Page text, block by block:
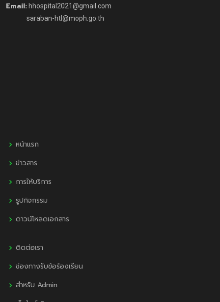
Email:hhospital2021@gmail.com
saraban-htl@moph.go.th
หน้าแรก
ข่าวสาร
การให้บริการ
รูปกิจกรรม
ดาวน์โหลดเอกสาร
ติดต่อเรา
ช่องทางรับข้อร้องเรียน
สำหรับ Admin